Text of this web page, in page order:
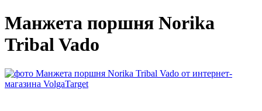
Манжета поршня Norika
Tribal Vado